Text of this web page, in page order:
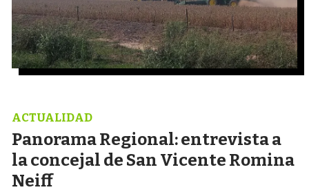
Panorama Regional: entrevista a
la concejal de San Vicente Romina
Neiff
ACTUALIDAD